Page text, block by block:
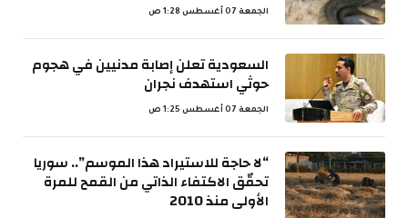
الجمعة 07 أغسطس 1:28 ص
السعودية تعلن إصابة مدنيين في هجوم
حوثي استهدف نجران
الجمعة 07 أغسطس 1:25 ص
“لا حاجة للاستيراد هذا الموسم”.. سوريا
تحقّق الاكتفاء الذاتي من القمح للمرة
الأولى منذ 2010